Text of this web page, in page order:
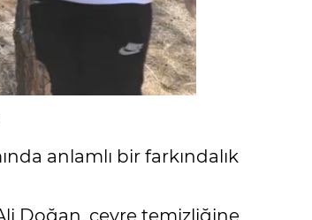
anlamlı bir farkındalık